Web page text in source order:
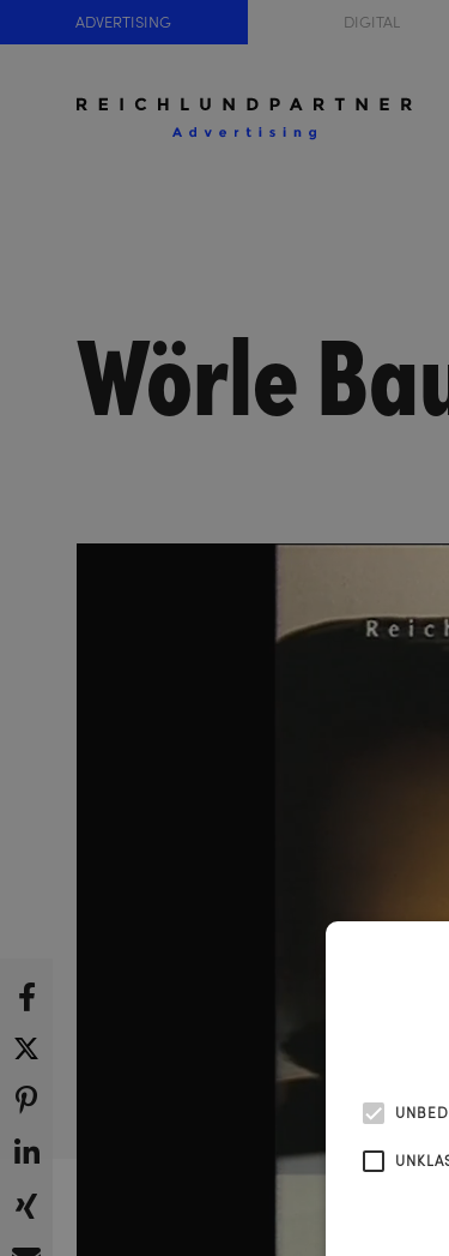
ADVERTISING DIGITAL
Wörle